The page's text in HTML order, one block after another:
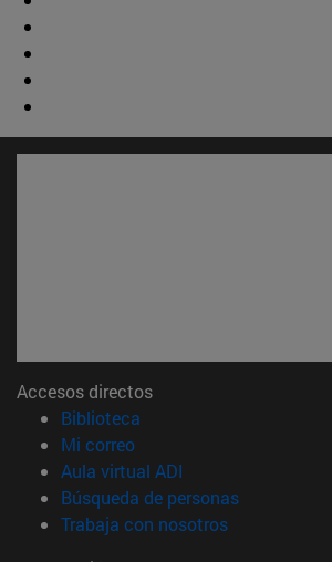
Accesos directos
Biblioteca
Mi correo(abre en nueva ventana)
Aula virtual ADI
Búsqueda de personas(abre en
Trabaja con nosotros(abre en